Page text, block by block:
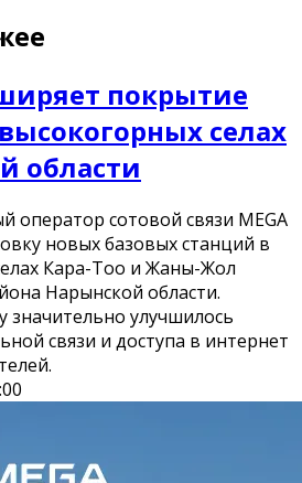
покрытие
селах
области
оператор сотовой связи MEGA
новых базовых станций в
Кара-Тоо и Жаны-Жол
Нарынской области.
значительно улучшилось
связи и доступа в интернет